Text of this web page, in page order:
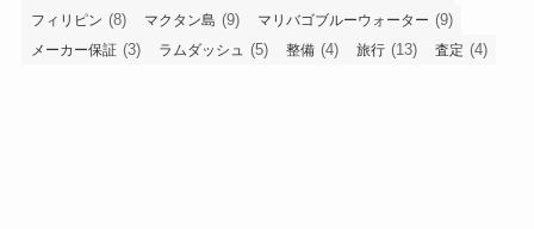
フィリピン (8) マクタン島 (9) マリバゴブルーウォーター (9)
メーカー保証 (3) ラムダッシュ (5) 整備 (4) 旅行 (13) 査定 (4)